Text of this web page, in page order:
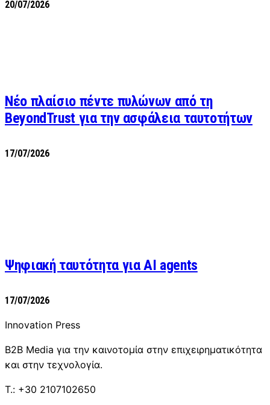
20/07/2026
Νέο πλαίσιο πέντε πυλώνων από τη
BeyondTrust για την ασφάλεια ταυτοτήτων
17/07/2026
Ψηφιακή ταυτότητα για AI agents
17/07/2026
Innovation Press
B2B Media για την καινοτομία στην επιχειρηματικότητα
και στην τεχνολογία.
T.: +30 2107102650